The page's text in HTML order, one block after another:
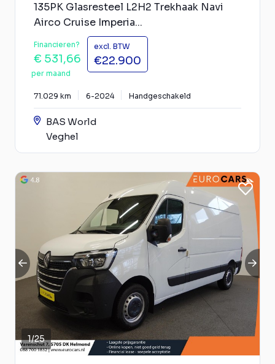
135PK Glasresteel L2H2 Trekhaak Navi
Airco Cruise Imperia...
Financieren?
€ 531,66
per maand
excl. BTW
€22.900
71.029 km 6-2024 Handgeschakeld
BAS World
Veghel
1/25